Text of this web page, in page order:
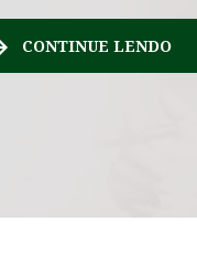
CONTINUE LENDO